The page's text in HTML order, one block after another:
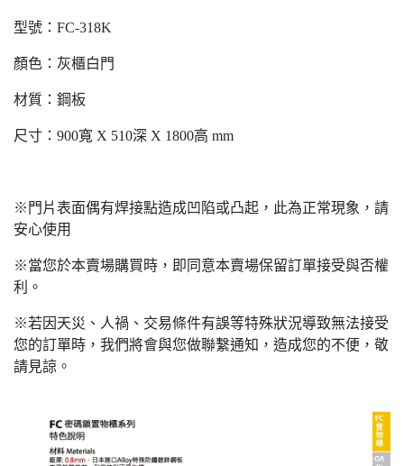
型號：FC-318K
顏色：灰櫃白門
材質：鋼板
尺寸：900寬 X 510深 X 1800高 mm
※門片表面偶有焊接點造成凹陷或凸起，此為正常現象，請
安心使用
※當您於本賣場購買時，即同意本賣場保留訂單接受與否權
利。
※若因天災、人禍、交易條件有誤等特殊狀況導致無法接受
您的訂單時，我們將會與您做聯繫通知，造成您的不便，敬
請見諒。